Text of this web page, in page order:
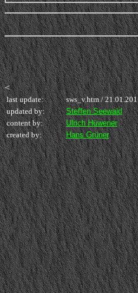
<
last update: sws_v.htm /
updated by:
Steffen Seewald
content by:
Ulrich Hüwener
created by:
Hans Grüner